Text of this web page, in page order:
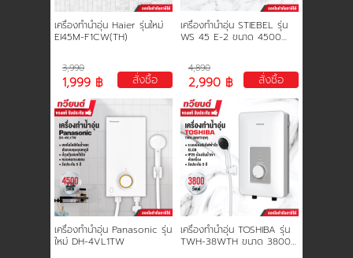
เครื่องทำน้ำอุ่น Haier รุ่นใหม่
EI45M-F1CW(TH)
3,990
1,999 ฿ สั่งซื้อ
เครื่องทำน้ำอุ่น STIEBEL รุ่น
WS 45 E-2 ขนาด 4500
4,890
2,990 ฿ สั่งซื้อ
เครื่องทำน้ำอุ่น Panasonic รุ่น
ใหม่ DH-4VL1TW
เครื่องทำน้ำอุ่น TOSHIBA รุ่น
TWH-38WTH ขนาด 3800